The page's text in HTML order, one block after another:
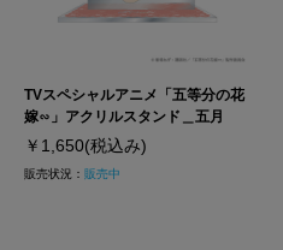
TVスペシャルアニメ「五等分の花
嫁∽」アクリルスタンド＿五月
￥1,650(税込み)
販売状況： 販売中